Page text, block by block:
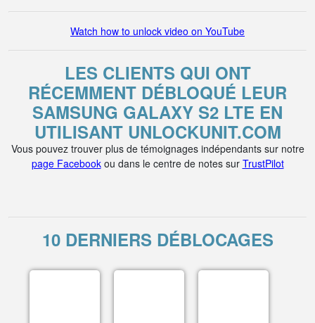
Watch how to unlock video on YouTube
LES CLIENTS QUI ONT
RÉCEMMENT DÉBLOQUÉ LEUR
SAMSUNG GALAXY S2 LTE EN
UTILISANT UNLOCKUNIT.COM
Vous pouvez trouver plus de témoignages indépendants sur notre
page Facebookou dans le centre de notes sur TrustPilot
10 DERNIERS DÉBLOCAGES